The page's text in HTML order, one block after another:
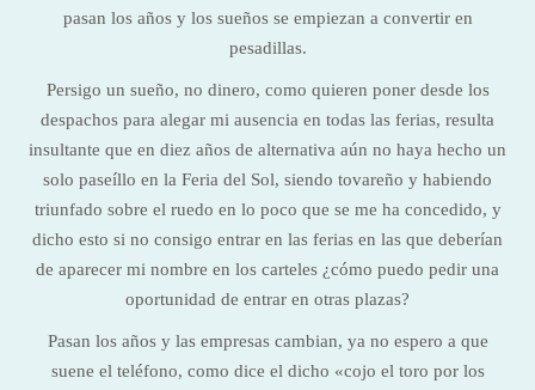
pasan los años y los sueños se empiezan a convertir en
pesadillas.
Persigo un sueño, no dinero, como quieren poner desde los
despachos para alegar mi ausencia en todas las ferias, resulta
insultante que en diez años de alternativa aún no haya hecho un
solo paseíllo en la Feria del Sol, siendo tovareño y habiendo
triunfado sobre el ruedo en lo poco que se me ha concedido, y
dicho esto si no consigo entrar en las ferias en las que deberían
de aparecer mi nombre en los carteles ¿cómo puedo pedir una
oportunidad de entrar en otras plazas?
Pasan los años y las empresas cambian, ya no espero a que
suene el teléfono, como dice el dicho «cojo el toro por los